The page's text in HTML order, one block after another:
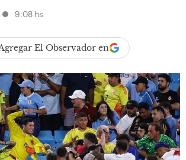
9:08 hs
El Observador en